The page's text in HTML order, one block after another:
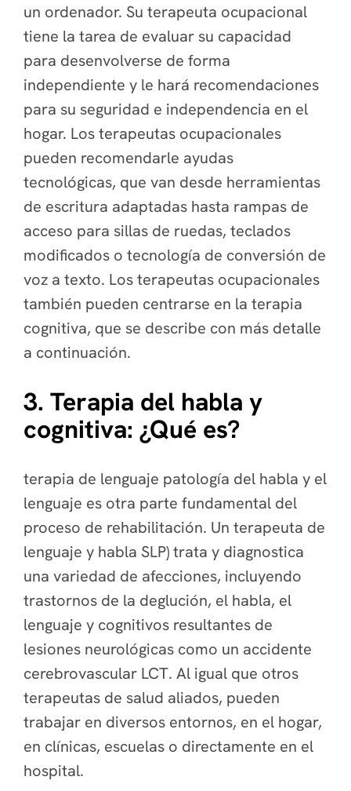
un ordenador. Su terapeuta ocupacional
tiene la tarea de evaluar su capacidad
para desenvolverse de forma
independiente y le hará recomendaciones
para su seguridad e independencia en el
hogar. Los terapeutas ocupacionales
pueden recomendarle ayudas
tecnológicas, que van desde herramientas
de escritura adaptadas hasta rampas de
acceso para sillas de ruedas, teclados
modificados o tecnología de conversión de
voz a texto. Los terapeutas ocupacionales
también pueden centrarse en la terapia
cognitiva, que se describe con más detalle
a continuación.
3. Terapia del habla y
cognitiva: ¿Qué es?
terapia de lenguaje patología del habla y el
lenguaje es otra parte fundamental del
proceso de rehabilitación. Un terapeuta de
lenguaje y habla SLP) trata y diagnostica
una variedad de afecciones, incluyendo
trastornos de la deglución, el habla, el
lenguaje y cognitivos resultantes de
lesiones neurológicas como un accidente
cerebrovascular LCT. Al igual que otros
terapeutas de salud aliados, pueden
trabajar en diversos entornos, en el hogar,
en clínicas, escuelas o directamente en el
hospital.